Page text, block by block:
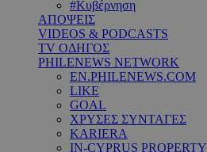
#Κυβέρνηση
ΑΠΟΨΕΙΣ
VIDEOS & PODCASTS
TV ΟΔΗΓΟΣ
PHILENEWS NETWORK
EN.PHILENEWS.COM
LIKE
GOAL
ΧΡΥΣΕΣ ΣΥΝΤΑΓΕΣ
KARIERA
IN-CYPRUS PROPERTY